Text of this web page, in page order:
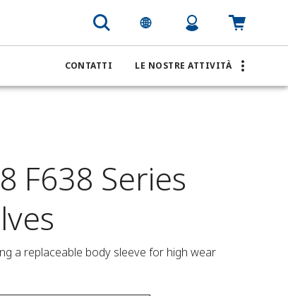
CONTATTI LE NOSTRE ATTIVITÀ
F638 Series
a replaceable body sleeve for high wear